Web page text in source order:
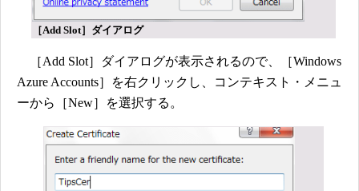
［Add Slot］ダイアログ
［Add Slot］ダイアログが表示されるので、［Windows
Azure Accounts］を右クリックし、コンテキスト・メニュ
ーから［New］を選択する。